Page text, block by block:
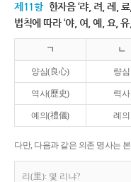
제11항 한자음 ‘랴, 려, 례,
법칙에 따라 ‘야, 여, 예, 요,
ㄱ ㄴ
양심(良心) 량심
역사(歷史) 력사
예의(禮儀) 례의
다만, 다음과 같은 의존 명사는
리(里): 몇 리냐?